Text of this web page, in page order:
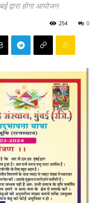
द्वारा होगा आयोजन
0
254